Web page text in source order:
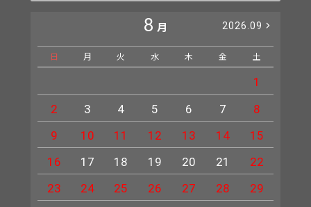
8 月 2026.09
日 月 火 水 木 金 土
1
2
3 4 5 6 7
8
9
10 11 12 13 14
15
16
17 18 19 20 21
22
23
24 25 26 27 28
29